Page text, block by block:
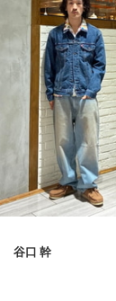
谷口 幹